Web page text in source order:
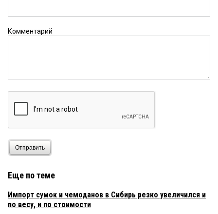
Комментарий
Отправить
Еще по теме
Импорт сумок и чемоданов в Сибирь резко увеличился и
по весу, и по стоимости